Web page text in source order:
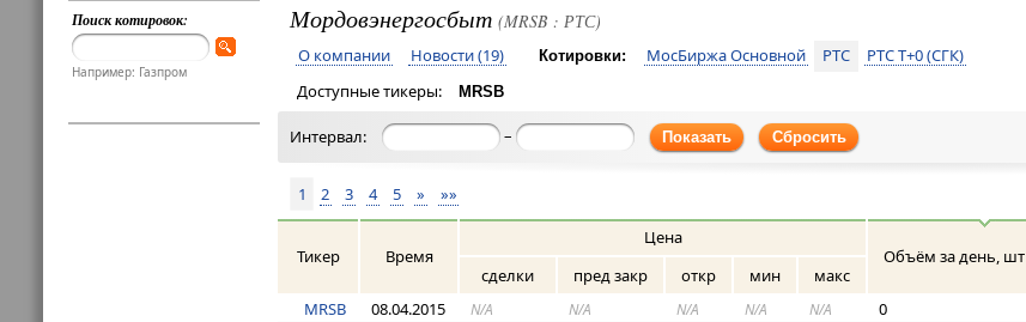
Поиск котировок:
Например: Газпром
Мордовэнергосбыт (MRSB : РТС)
О компании Новости (19) Котировки: МосБиржа Основной РТС
РТС T+0 (СГК)
Доступные тикеры:
MRSB
Интервал: – Показать Сбросить
1 2 3 4 5 » »»
Тикер Время
Цена
Объём за день, шт
сделки
пред закр откр мин
макс
MRSB
08.04.2015 N/A N/A N/A N/A N/A
0